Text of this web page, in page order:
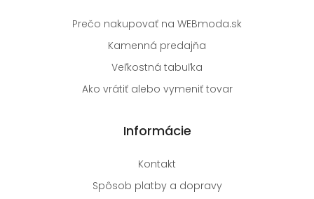
Prečo nakupovať na WEBmoda.sk
Kamenná predajňa
Veľkostná tabuľka
Ako vrátiť alebo vymeniť tovar
Informácie
Kontakt
Spôsob platby a dopravy